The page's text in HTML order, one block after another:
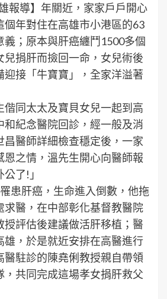
報導】年關近，家家戶戶開心
個年對住在高雄市小港區的63
義；原本與肝癌纏鬥1500多個
兒捐肝而撿回一命，女兒術後
迎接「牛寶寶」，全家洋溢著
偕同太太及寶貝女兒一起到高
和紀念醫院回診，經一般及消
昌醫師詳細檢查穩定後，一家
恩之情，溫先生開心向醫師報
了!」
患肝癌，生命進入倒數，他拖
求醫，在中部彰化基督教醫院
授評估後建議做活肝移植；醫
雄，於是就近安排在高醫進行
醫駐診的陳堯俐教授親自帶領
，共同完成這場孝女捐肝救父